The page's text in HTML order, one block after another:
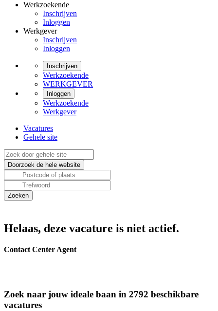
Werkzoekende
Inschrijven
Inloggen
Werkgever
Inschrijven
Inloggen
Inschrijven
Werkzoekende
WERKGEVER
Inloggen
Werkzoekende
Werkgever
Vacatures
Gehele site
Helaas, deze vacature is niet actief.
Contact Center Agent
Zoek naar jouw ideale baan in 2792 beschikbare
vacatures